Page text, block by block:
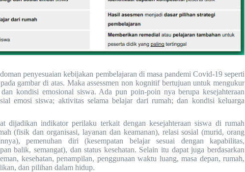
penyesuaian kebijakan pembelajaran di masa pandemi Covid-19 seperti
gambar di atas. Maka assessmen non kognitif bertujuan untuk mengukur
kondisi emosional siswa. Ada pun poin-poin nya berupa kesejahteraan
emosi siswa; aktivitas selama belajar dari rumah; dan kondisi keluarga
dijadikan indikator perilaku terkait dengan kesejahteraan siswa di rumah
(fisik dan organisasi, layanan dan keamanan), relasi sosial (murid, orang
pemenuhan diri (kesempatan belajar sesuai dengan kapabilitas,
balik, semangat), dan status kesehatan. Selain itu dapat juga berdasarkan
kesehatan, penampilan, penggunaan waktu luang, masa depan, rumah,
dan pilihan dalam hidup.